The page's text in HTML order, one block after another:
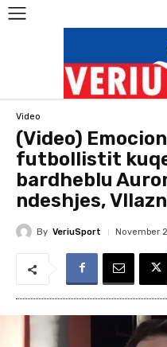
Video
(Video)
futbollistit
bardheblu
ndeshjes,
By VeriuSport November